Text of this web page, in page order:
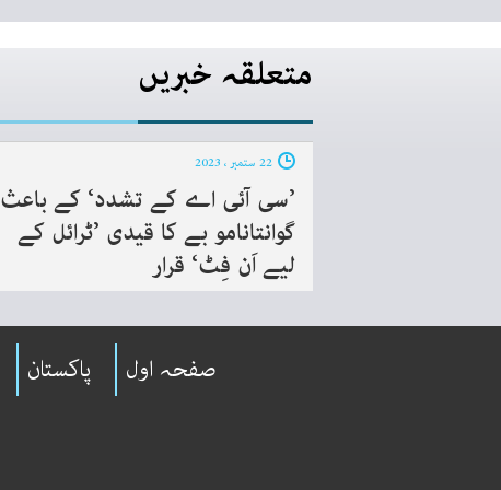
متعلقہ خبریں
’سی آئی اے کے تشدد‘ کے باعث
گوانتانامو بے کا قیدی ’ٹرائل کے
لیے اَن فِٹ‘ قرار
صفحہ اول پاکستان